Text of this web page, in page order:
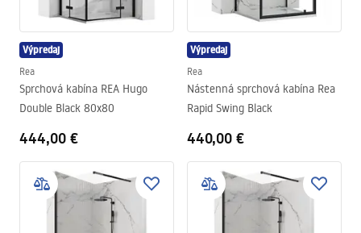
Výpredaj
Rea
Sprchová kabína REA Hugo
Double Black 80x80
444,00 €
Výpredaj
Rea
Nástenná sprchová kabína Rea
Rapid Swing Black
440,00 €